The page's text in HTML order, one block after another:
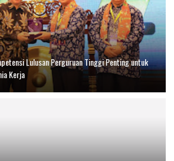
Lulusan Perguruan Tinggi Penting untuk
Kerja